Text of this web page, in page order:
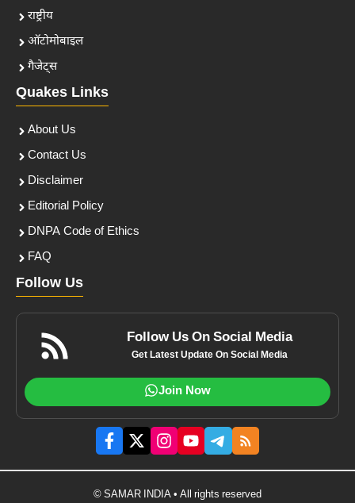
राष्ट्रीय
ऑटोमोबाइल
गैजेट्स
Quakes Links
About Us
Contact Us
Disclaimer
Editorial Policy
DNPA Code of Ethics
FAQ
Follow Us
Follow Us On Social Media
Get Latest Update On Social Media
Join Now
© SAMAR INDIA • All rights reserved